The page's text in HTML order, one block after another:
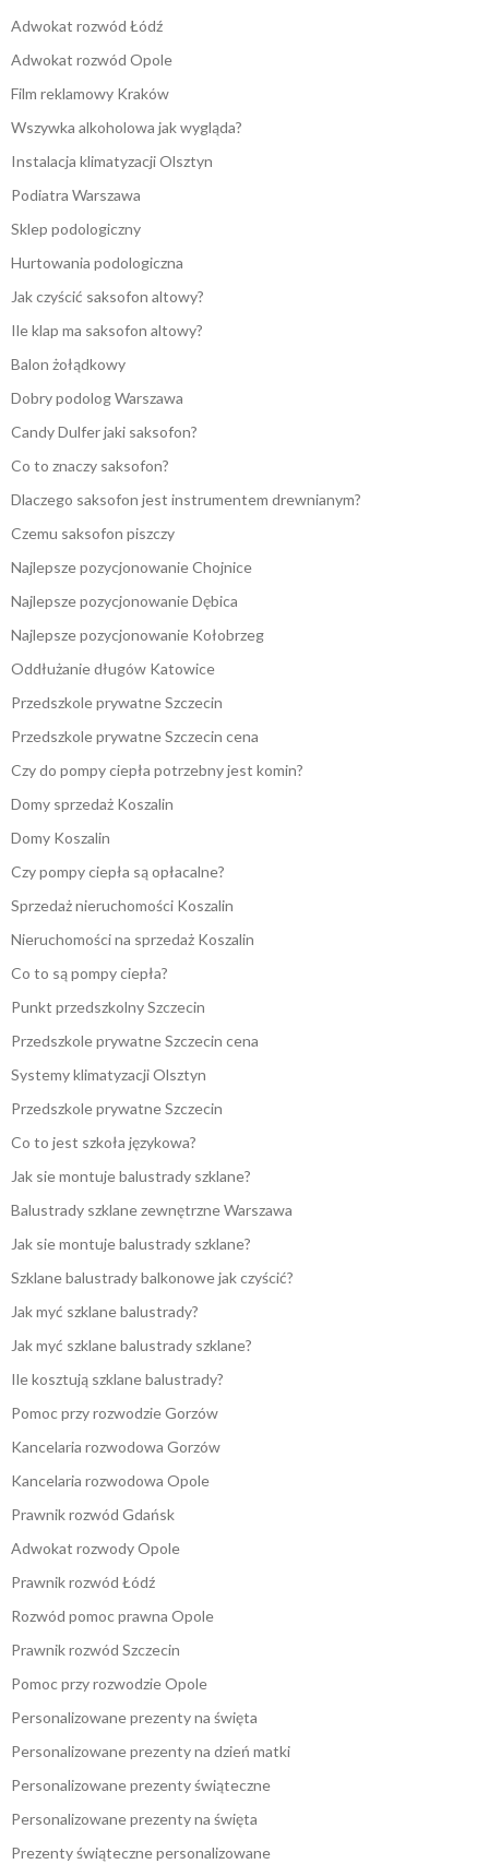
Adwokat rozwód Łódź
Adwokat rozwód Opole
Film reklamowy Kraków
Wszywka alkoholowa jak wygląda?
Instalacja klimatyzacji Olsztyn
Podiatra Warszawa
Sklep podologiczny
Hurtowania podologiczna
Jak czyścić saksofon altowy?
Ile klap ma saksofon altowy?
Balon żołądkowy
Dobry podolog Warszawa
Candy Dulfer jaki saksofon?
Co to znaczy saksofon?
Dlaczego saksofon jest instrumentem drewnianym?
Czemu saksofon piszczy
Najlepsze pozycjonowanie Chojnice
Najlepsze pozycjonowanie Dębica
Najlepsze pozycjonowanie Kołobrzeg
Oddłużanie długów Katowice
Przedszkole prywatne Szczecin
Przedszkole prywatne Szczecin cena
Czy do pompy ciepła potrzebny jest komin?
Domy sprzedaż Koszalin
Domy Koszalin
Czy pompy ciepła są opłacalne?
Sprzedaż nieruchomości Koszalin
Nieruchomości na sprzedaż Koszalin
Co to są pompy ciepła?
Punkt przedszkolny Szczecin
Przedszkole prywatne Szczecin cena
Systemy klimatyzacji Olsztyn
Przedszkole prywatne Szczecin
Co to jest szkoła językowa?
Jak sie montuje balustrady szklane?
Balustrady szklane zewnętrzne Warszawa
Jak sie montuje balustrady szklane?
Szklane balustrady balkonowe jak czyścić?
Jak myć szklane balustrady?
Jak myć szklane balustrady szklane?
Ile kosztują szklane balustrady?
Pomoc przy rozwodzie Gorzów
Kancelaria rozwodowa Gorzów
Kancelaria rozwodowa Opole
Prawnik rozwód Gdańsk
Adwokat rozwody Opole
Prawnik rozwód Łódź
Rozwód pomoc prawna Opole
Prawnik rozwód Szczecin
Pomoc przy rozwodzie Opole
Personalizowane prezenty na święta
Personalizowane prezenty na dzień matki
Personalizowane prezenty świąteczne
Personalizowane prezenty na święta
Prezenty świąteczne personalizowane